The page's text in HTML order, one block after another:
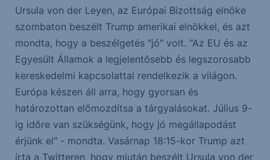
Ursula von der Leyen, az Európai Bizottság elnöke
szombaton beszélt Trump amerikai elnökkel, és azt
mondta, hogy a beszélgetés "jó" volt. "Az EU és az
Egyesült Államok a legjelentősebb és legszorosabb
kereskedelmi kapcsolattal rendelkezik a világon.
Európa készen áll arra, hogy gyorsan és
határozottan előmozdítsa a tárgyalásokat. Július 9-
ig időre van szükségünk, hogy jó megállapodást
érjünk el" - mondta. Vasárnap 18:15-kor Trump azt
írta a Twitteren, hogy miután beszélt Ursula von der